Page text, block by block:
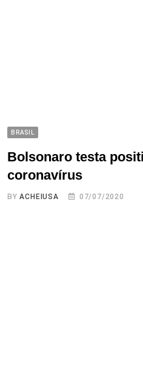
BRASIL
Bolsonaro testa
coronavírus
BYACHEIUSA 07/07/2020